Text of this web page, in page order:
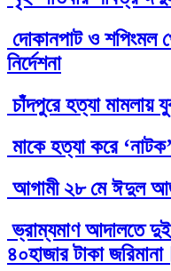
দোকানপাট ও শপিংমল
নির্দেশনা
চাঁদপুরে হত্যা মামলায়
মাকে হত্যা করে
আগামী ২৮ মে ঈদুল
ভ্রাম্যমাণ আদালতে
৪০হাজার টাকা